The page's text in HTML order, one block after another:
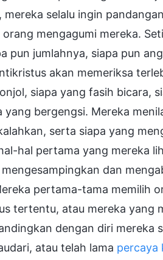
mereka selalu ingin
mengagumi mereka.
pun jumlahnya, siapa pun
akan memeriksa
siapa yang fasih bicara,
bergengsi. Mereka
serta siapa yang
hal pertama yang mereka
dan
pertama-tama memilih
tertentu, atau mereka yang
dengan diri mereka
atau telah lama percaya